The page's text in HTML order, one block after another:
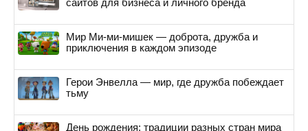
сайтов для бизнеса и личного бренда
Мир Ми-ми-мишек — доброта, дружба и
приключения в каждом эпизоде
Герои Энвелла — мир, где дружба побеждает
тьму
День рождения: традиции разных стран мира